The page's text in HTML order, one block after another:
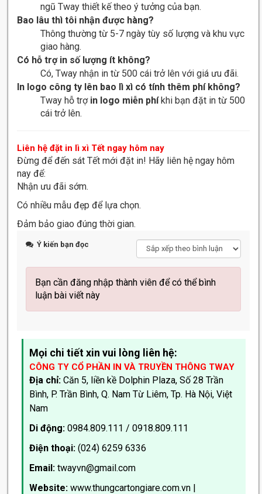
ngũ Tway thiết kế theo ý tưởng của bạn.
Bao lâu thì tôi nhận được hàng?
Thông thường từ 5-7 ngày tùy số lượng và khu vực
giao hàng.
Có hỗ trợ in số lượng ít không?
Có, Tway nhận in từ 500 cái trở lên với giá ưu đãi.
In logo công ty lên bao lì xì có tính thêm phí không?
Tway hỗ trợ in logo miễn phíkhi bạn đặt in từ 500
cái trở lên.
Liên hệ đặt in lì xì Tết ngay hôm nay
Đừng để đến sát Tết mới đặt in! Hãy liên hệ ngay hôm
nay để:
Nhận ưu đãi sớm.
Có nhiều mẫu đẹp để lựa chọn.
Đảm bảo giao đúng thời gian.
Ý kiến bạn đọc
Bạn cần đăng nhập thành viên để có thể bình
luận bài viết này
Mọi chi tiết xin vui lòng liên hệ:
CÔNG TY CỔ PHẦN IN VÀ TRUYỀN THÔNG TWAY
Địa chỉ:Căn 5, liền kề Dolphin Plaza, Số 28 Trần
Bình, P. Trần Bình, Q. Nam Từ Liêm, Tp. Hà Nội, Việt
Nam
Di động: 0984.809.111 / 0918.809.111
Điện thoại:(024) 6259 6336
Email: twayvn@gmail.com
Website: www.thungcartongiare.com.vn |